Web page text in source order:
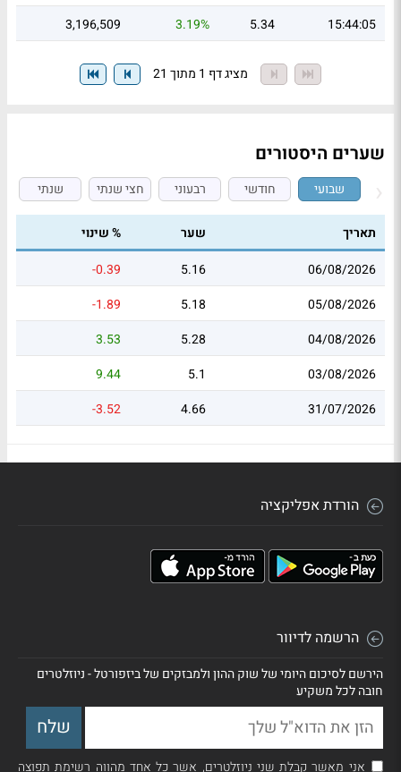
15:44:05
5.34
3.19%
3,196,509
מציג דף 1 מתוך 21
שערים היסטורים
שבועי חודשי רבעוני חצי שנתי שנתי
תאריך שער
% שינוי
06/08/2026
5.16
-0.39
05/08/2026
5.18
-1.89
04/08/2026
5.28
3.53
03/08/2026
5.1
9.44
31/07/2026
4.66
-3.52
הורדת אפליקציה
הרשמה לדיוור
הירשם לסיכום היומי של שוק ההון ולמבזקים של ביזפורטל - ניוזלטרים
חובה לכל משקיע
אני מאשר קבלת שני ניוזלטרים, אשר כל אחד מהווה רשימת תפוצה